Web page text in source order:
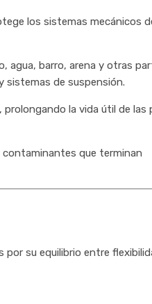
los sistemas mecánicos
agua, barro, arena y otras
sistemas de suspensión.
la vida útil de las
que terminan
por su equilibrio entre